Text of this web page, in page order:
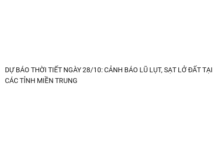
DỰ BÁO THỜI TIẾT NGÀY 28/10: CẢNH BÁO LŨ LỤT, SẠT LỞ ĐẤT TẠI
CÁC TỈNH MIỀN TRUNG